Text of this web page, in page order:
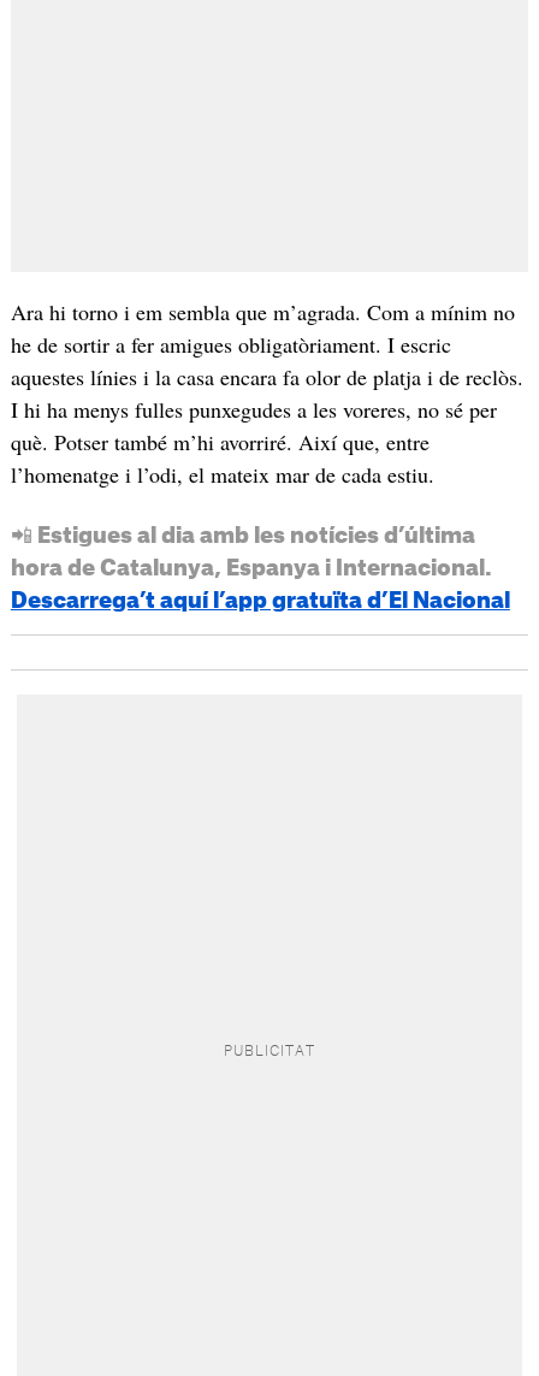
Ara hi torno i em sembla que m’agrada. Com a mínim no
he de sortir a fer amigues obligatòriament. I escric
aquestes línies i la casa encara fa olor de platja i de reclòs.
I hi ha menys fulles punxegudes a les voreres, no sé per
què. Potser també m’hi avorriré. Així que, entre
l’homenatge i l’odi, el mateix mar de cada estiu.
📲 Estigues al dia amb les notícies d’última
hora de Catalunya, Espanya i Internacional.
Descarrega’t aquí l’app gratuïta d’El Nacional